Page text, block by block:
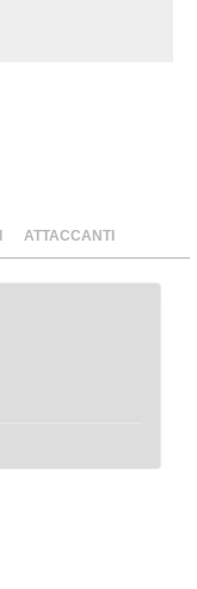
ATTACCANTI